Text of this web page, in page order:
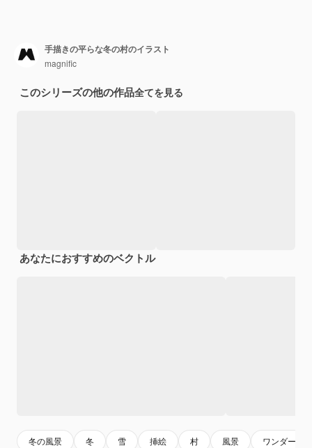
手描きの平らな冬の村のイラスト
magnific
このシリーズの他の作品全てを見る
あなたにおすすめのベクトル
冬の風景 冬 雪 挿絵 村 風景 ワンダーラ